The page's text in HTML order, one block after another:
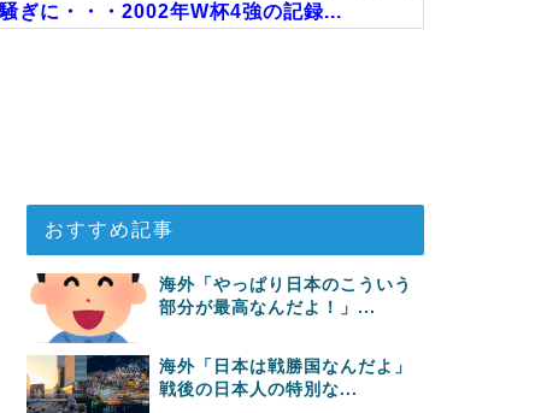
ぎに・・・2002年W杯4強の記録...
い…！」外国人が感動する日本の景色...
おすすめ記事
海外「やっぱり日本のこういう
部分が最高なんだよ！」...
海外「日本は戦勝国なんだよ」
戦後の日本人の特別な...